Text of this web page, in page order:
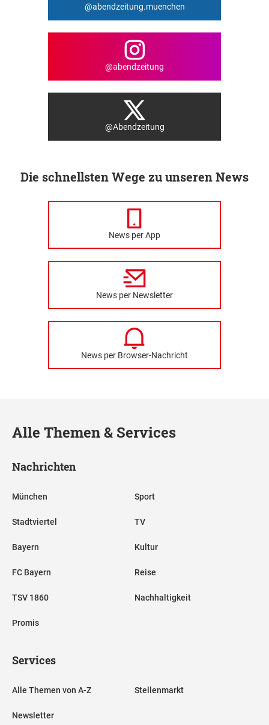
@abendzeitung.muenchen
@abendzeitung
@Abendzeitung
Die schnellsten Wege zu unseren News
News per App
News per Newsletter
News per Browser-Nachricht
Alle Themen & Services
Nachrichten
München
Stadtviertel
Bayern
FC Bayern
TSV 1860
Promis
Sport
TV
Kultur
Reise
Nachhaltigkeit
Services
Alle Themen von A-Z
Newsletter
Stellenmarkt